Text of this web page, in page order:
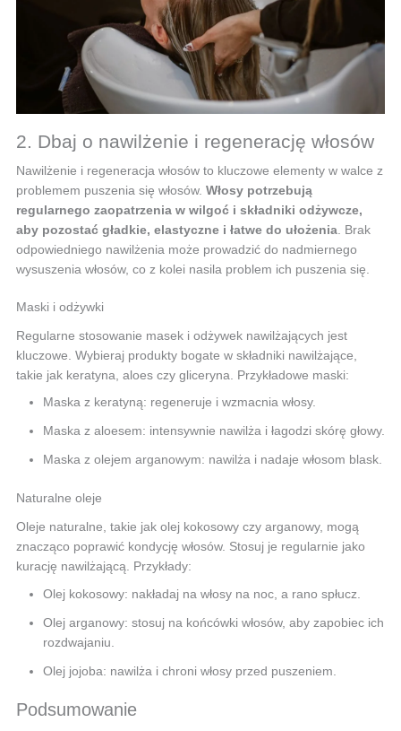
2. Dbaj o nawilżenie i regenerację włosów
Nawilżenie i regeneracja włosów to kluczowe elementy w walce z
problemem puszenia się włosów. Włosy potrzebują
regularnego zaopatrzenia w wilgoć i składniki odżywcze,
aby pozostać gładkie, elastyczne i łatwe do ułożenia. Brak
odpowiedniego nawilżenia może prowadzić do nadmiernego
wysuszenia włosów, co z kolei nasila problem ich puszenia się.
Maski i odżywki
Regularne stosowanie masek i odżywek nawilżających jest
kluczowe. Wybieraj produkty bogate w składniki nawilżające,
takie jak keratyna, aloes czy gliceryna. Przykładowe maski:
Maska z keratyną: regeneruje i wzmacnia włosy.
Maska z aloesem: intensywnie nawilża i łagodzi skórę głowy.
Maska z olejem arganowym: nawilża i nadaje włosom blask.
Naturalne oleje
Oleje naturalne, takie jak olej kokosowy czy arganowy, mogą
znacząco poprawić kondycję włosów. Stosuj je regularnie jako
kurację nawilżającą. Przykłady:
Olej kokosowy: nakładaj na włosy na noc, a rano spłucz.
Olej arganowy: stosuj na końcówki włosów, aby zapobiec ich
rozdwajaniu.
Olej jojoba: nawilża i chroni włosy przed puszeniem.
Podsumowanie